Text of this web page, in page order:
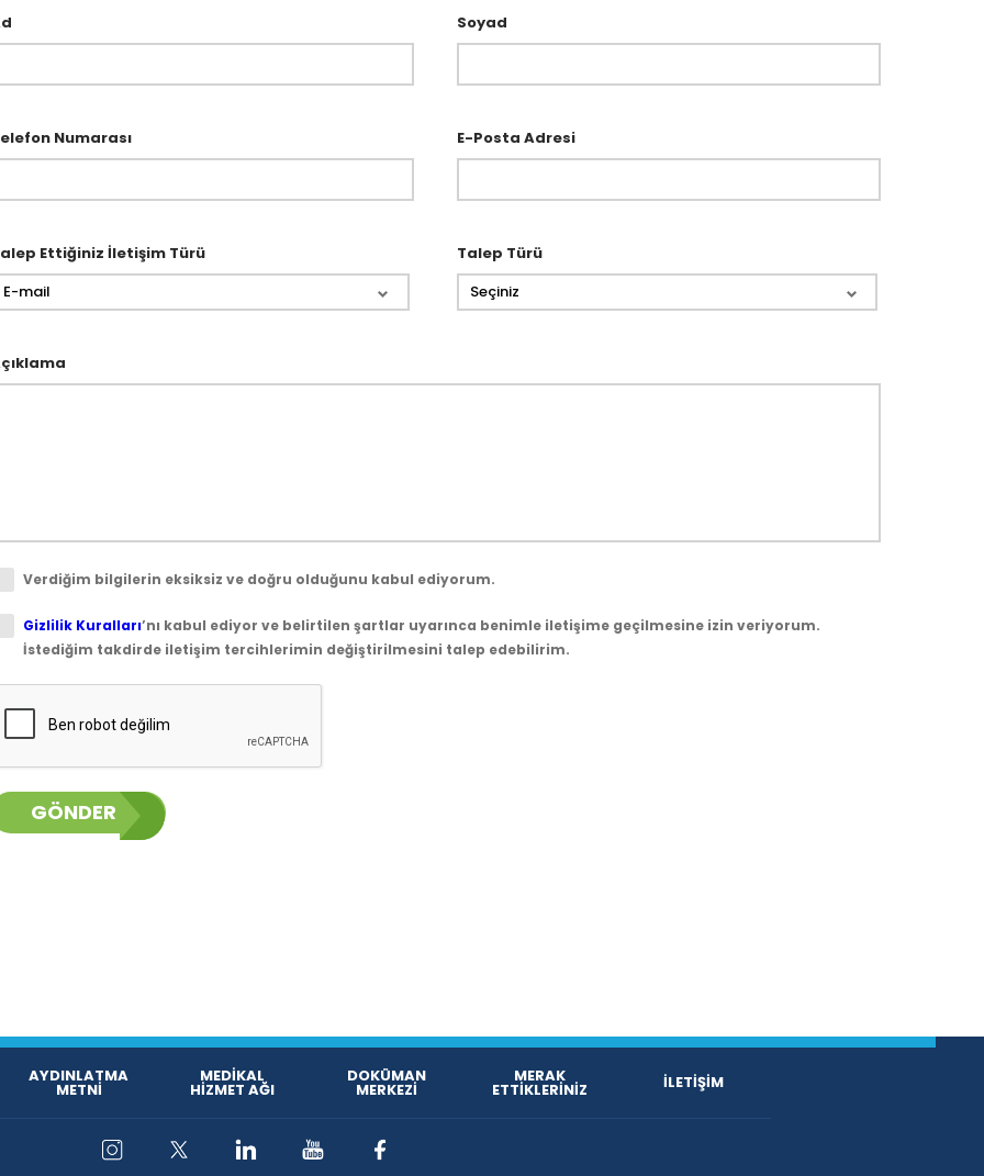
Soyad
Numarası E-Posta Adresi
Ettiğiniz İletişim Türü
E-mail
Talep Türü
Seçiniz
Verdiğim bilgilerin eksiksiz ve doğru olduğunu kabul ediyorum.
Gizlilik Kuralları’nı kabul ediyor ve belirtilen şartlar uyarınca benimle iletişime geçilmesine izin veriyorum.
İstediğim takdirde iletişim tercihlerimin değiştirilmesini talep edebilirim.
GÖNDER
AYDINLATMA
METNİ
MEDİKAL
HİZMET AĞI
DOKÜMAN
MERKEZİ
MERAK
ETTİKLERİNİZ İLETİŞİM